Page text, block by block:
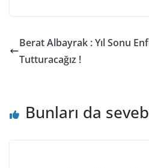
Berat Albayrak : Yıl Sonu
Tutturacağız !
Bunları da